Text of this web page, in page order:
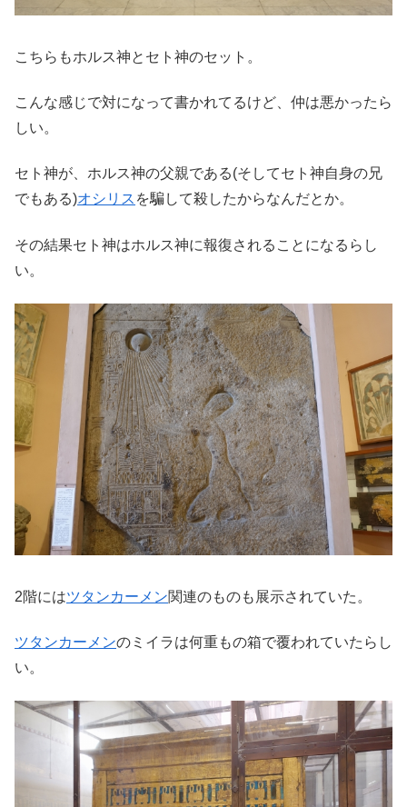
こちらもホルス神とセト神のセット。
こんな感じで対になって書かれてるけど、仲は悪かったら
しい。
セト神が、ホルス神の父親である(そしてセト神自身の兄
でもある)オシリス を騙して殺したからなんだとか。
その結果セト神はホルス神に報復されることになるらし
い。
2階にはツタンカーメン関連のものも展示されていた。
ツタンカーメンのミイラは何重もの箱で覆われていたらし
い。